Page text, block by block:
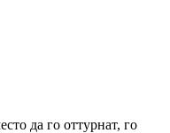
да го оттурнат, го